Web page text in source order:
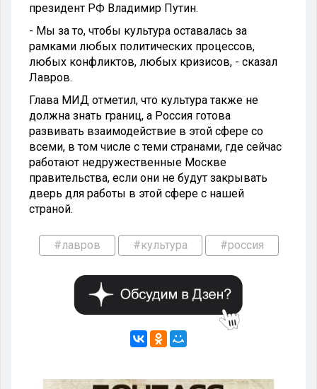
президент РФ Владимир Путин.
- Мы за то, чтобы культура оставалась за
рамками любых политических процессов,
любых конфликтов, любых кризисов, - сказал
Лавров.
Глава МИД отметил, что культура также не
должна знать границ, а Россия готова
развивать взаимодействие в этой сфере со
всеми, в том числе с теми странами, где сейчас
работают недружественные Москве
правительства, если они не будут закрывать
дверь для работы в этой сфере с нашей
страной.
#лавров #культура #россия